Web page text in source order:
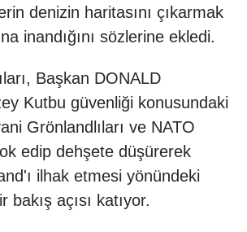
denizin haritasını çıkarmak
inandığını sözlerine ekledi.
Başkan DONALD
Kutbu güvenliği konusundaki
Grönlandlıları ve NATO
edip dehşete düşürerek
ilhak etmesi yönündeki
bakış açısı katıyor.